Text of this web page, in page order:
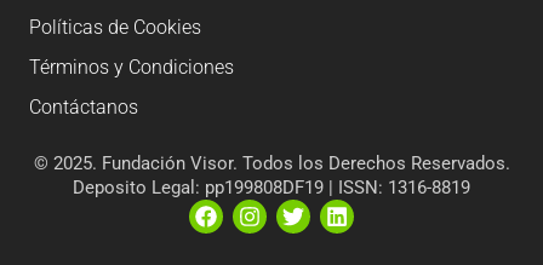
Políticas de Cookies
Términos y Condiciones
Contáctanos
© 2025. Fundación Visor. Todos los Derechos Reservados.
Deposito Legal: pp199808DF19 | ISSN: 1316-8819